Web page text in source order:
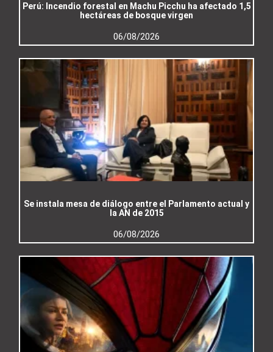
Perú: Incendio forestal en Machu Picchu ha afectado 1,5
hectáreas de bosque virgen
06/08/2026
Se instala mesa de diálogo entre el Parlamento actual y
la AN de 2015
06/08/2026